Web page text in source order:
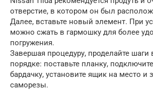
отверстие, в котором он был
Далее, вставьте новый элемент. При
можно сжать в гармошку для более
погружения.
Завершая процедуру, проделайте шаги
порядке: поставьте планку,
бардачку, установите ящик на место и
саморезы.